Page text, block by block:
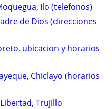
Ilo (telefonos)
de Dios (direcciones
ubicacion y horarios
Chiclayo (horarios
Trujillo